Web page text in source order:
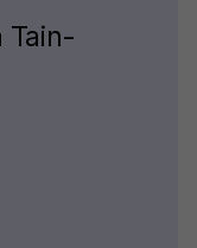
Tain-